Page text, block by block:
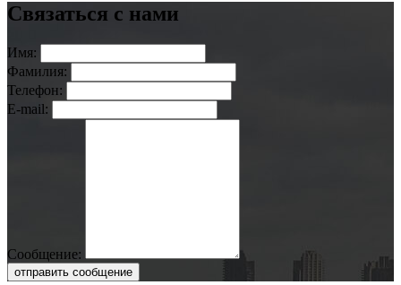
Связаться с нами
Имя:
Фамилия:
Телефон:
E-mail:
Сообщение:
отправить сообщение